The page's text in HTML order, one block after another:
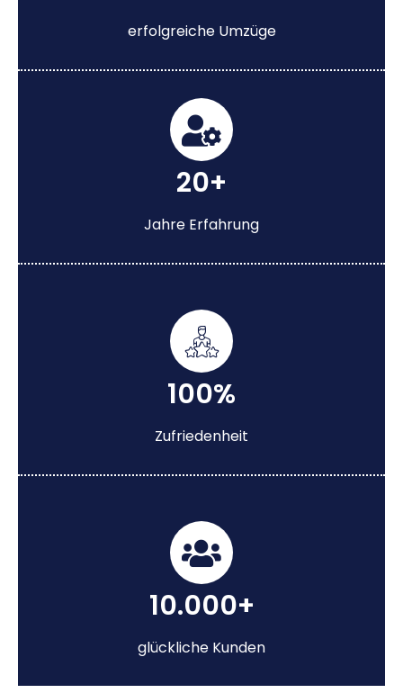
erfolgreiche Umzüge
20+
Jahre Erfahrung
100%
Zufriedenheit
10.000+
glückliche Kunden